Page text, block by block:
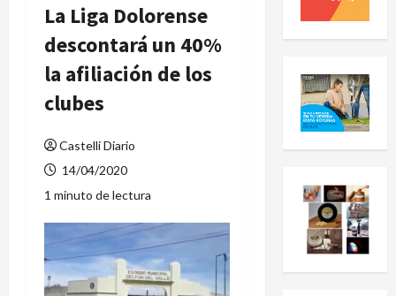
La Liga Dolorense
descontará un 40%
la afiliación de los
clubes
Castelli Diario
14/04/2020
1 minuto de lectura